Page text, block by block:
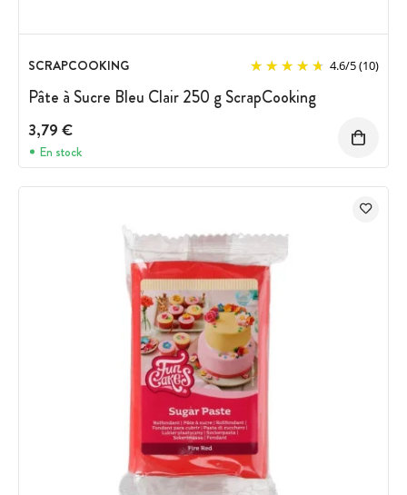
SCRAPCOOKING 4.6/5(10)
Pâte à Sucre Bleu Clair 250 g ScrapCooking
3,79 €
En stock